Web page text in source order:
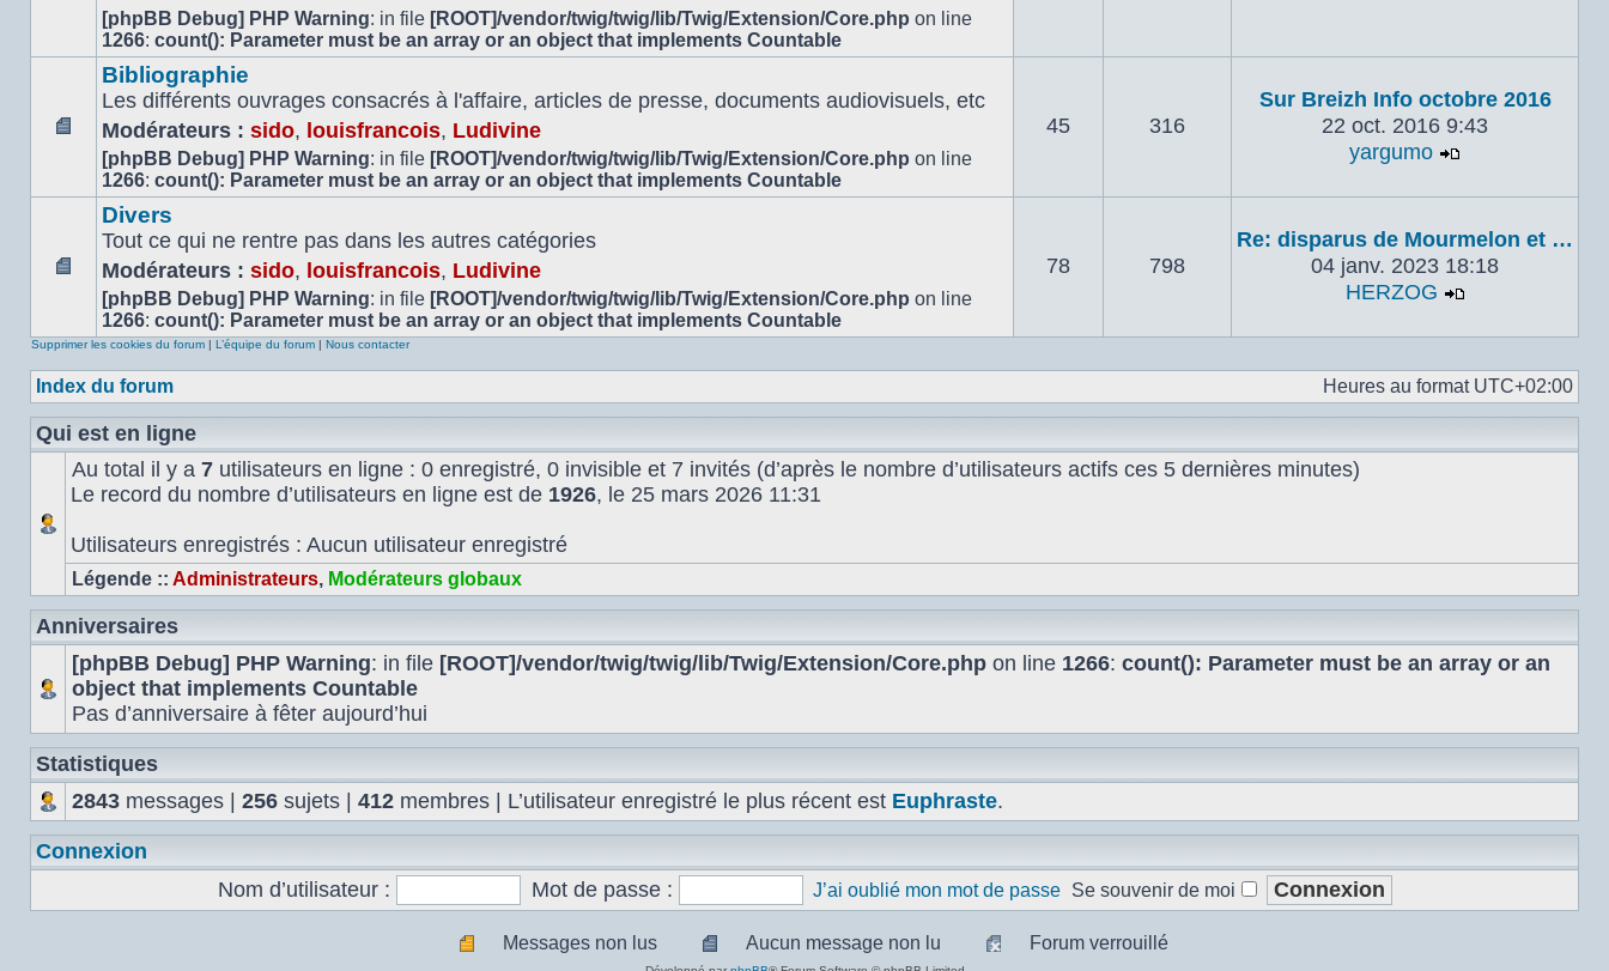
message
non
lu
[phpBB Debug] PHP Warning: in file [ROOT]/vendor/twig/twig/lib/Twig/Extension/Core.php on line
1266: count(): Parameter must be an array or an object that implements Countable
Aucun
message
non
Bibliographie
Les différents ouvrages consacrés à l'affaire, articles de presse, documents audiovisuels, etc
Modérateurs : sido, louisfrancois, Ludivine
[phpBB Debug] PHP Warning: in file [ROOT]/vendor/twig/twig/lib/Twig/Extension/Core.php on line
1266: count(): Parameter must be an array or an object that implements Countable
45 316
Sur Breizh Info octobre 2016
22 oct. 2016 9:43
yargumo
Aucun
message
non
Divers
Tout ce qui ne rentre pas dans les autres catégories
Modérateurs : sido, louisfrancois, Ludivine
[phpBB Debug] PHP Warning: in file [ROOT]/vendor/twig/twig/lib/Twig/Extension/Core.php on line
1266: count(): Parameter must be an array or an object that implements Countable
78 798
Re: disparus de Mourmelon et …
04 janv. 2023 18:18
HERZOG
Supprimer les cookies du forum | L’équipe du forum | Nous contacter
Index du forum Heures au format UTC+02:00
Qui est en ligne
Au total il y a 7 utilisateurs en ligne : 0 enregistré, 0 invisible et 7 invités (d’après le nombre d’utilisateurs actifs ces 5 dernières minutes)
Le record du nombre d’utilisateurs en ligne est de 1926, le 25 mars 2026 11:31
Utilisateurs enregistrés : Aucun utilisateur enregistré
Légende :: Administrateurs, Modérateurs globaux
Anniversaires
[phpBB Debug] PHP Warning: in file [ROOT]/vendor/twig/twig/lib/Twig/Extension/Core.php on line 1266: count(): Parameter must be an array or an
object that implements Countable
Pas d’anniversaire à fêter aujourd’hui
Statistiques
2843 messages | 256 sujets | 412 membres | L’utilisateur enregistré le plus récent est Euphraste.
Connexion
Nom d’utilisateur :
Mot de passe : J’ai oublié mon mot de passe Se souvenir de moi
Messages non lus
Aucun message non lu
Forum verrouillé